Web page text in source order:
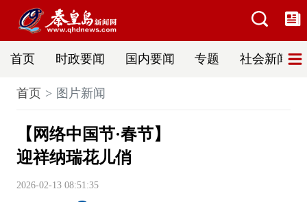
首页 时政要闻 国内要闻 专题 社会新闻
首页 图片新闻
【网络中国节·春节】
迎祥纳瑞花儿俏
2026-02-13 08:51:35